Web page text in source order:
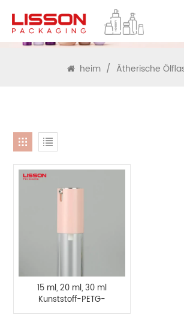
SUCHEN
heim / Ätherische
15 ml, 20 ml, 30 ml
Kunststoff-PETG-
Flaschenspray,